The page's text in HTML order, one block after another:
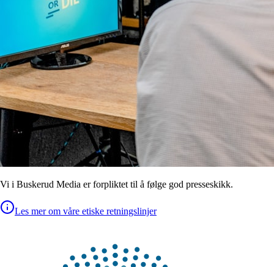
Vi i Buskerud Media er forpliktet til å følge god presseskikk.
Les mer om våre etiske retningslinjer